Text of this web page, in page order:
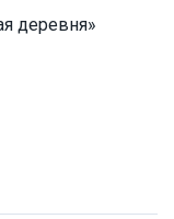
деревня»